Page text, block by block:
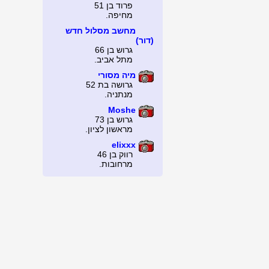
פרוד בן 51
מחיפה.
מחשב מסלול חדש
(דור)
גרוש בן 66
מתל אביב.
מיה מסורי
גרושה בת 52
מנתניה.
Moshe
גרוש בן 73
מראשון לציון.
elixxx
רווק בן 46
מרחובות.